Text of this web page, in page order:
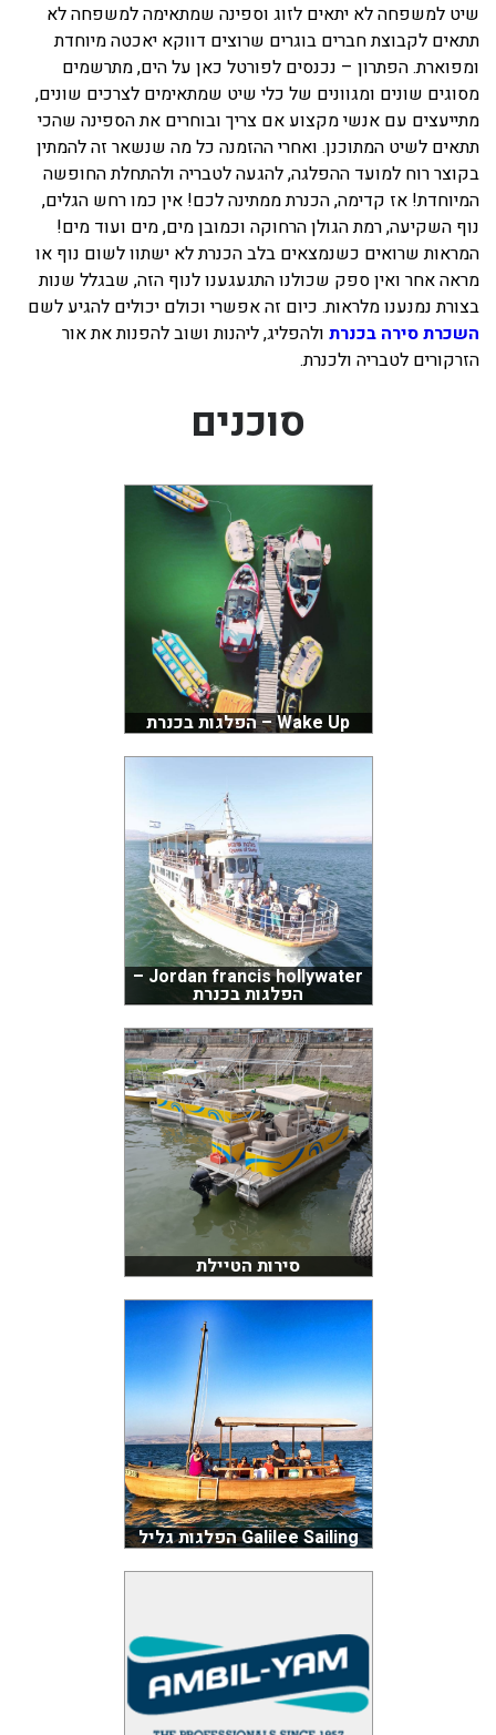
שיט למשפחה לא יתאים לזוג וספינה שמתאימה למשפחה לא
תתאים לקבוצת חברים בוגרים שרוצים דווקא יאכטה מיוחדת
ומפוארת. הפתרון – נכנסים לפורטל כאן על הים, מתרשמים
מסוגים שונים ומגוונים של כלי שיט שמתאימים לצרכים שונים,
מתייעצים עם אנשי מקצוע אם צריך ובוחרים את הספינה שהכי
תתאים לשיט המתוכנן. ואחרי ההזמנה כל מה שנשאר זה להמתין
בקוצר רוח למועד ההפלגה, להגעה לטבריה ולהתחלת החופשה
המיוחדת! אז קדימה, הכנרת ממתינה לכם! אין כמו רחש הגלים,
נוף השקיעה, רמת הגולן הרחוקה וכמובן מים, מים ועוד מים!
המראות שרואים כשנמצאים בלב הכנרת לא ישתוו לשום נוף או
מראה אחר ואין ספק שכולנו התגעגענו לנוף הזה, שבגלל שנות
בצורת נמנענו מלראות. כיום זה אפשרי וכולם יכולים להגיע לשם
השכרת סירה בכנרת ולהפליג, ליהנות ושוב להפנות את אור
הזרקורים לטבריה ולכנרת.
סוכנים
Wake Up – הפלגות בכנרת
Jordan francis hollywater –
הפלגות בכנרת
סירות הטיילת
Galilee Sailing הפלגות גליל